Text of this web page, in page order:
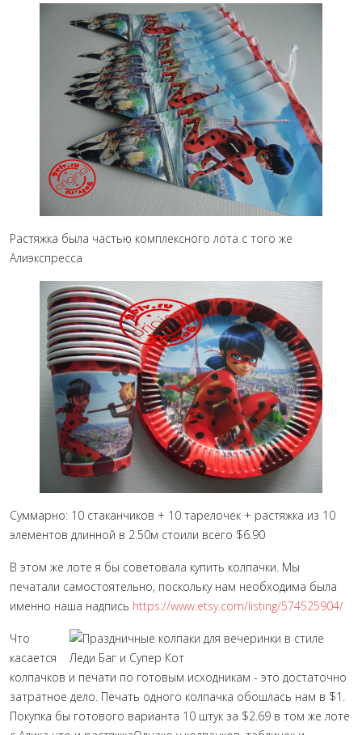
Растяжка была частью комплексного лота с того же
Алиэкспресса
Суммарно: 10 стаканчиков + 10 тарелочек + растяжка из 10
элементов длинной в 2.50м стоили всего $6.90
В этом же лоте я бы советовала купить колпачки. Мы
печатали самостоятельно, поскольку нам необходима была
именно наша надпись https://www.etsy.com/listing/574525904/
Что
касается
колпачков и печати по готовым исходникам - это достаточно
затратное дело. Печать одного колпачка обошлась нам в $1.
Покупка бы готового варианта 10 штук за $2.69 в том же лоте